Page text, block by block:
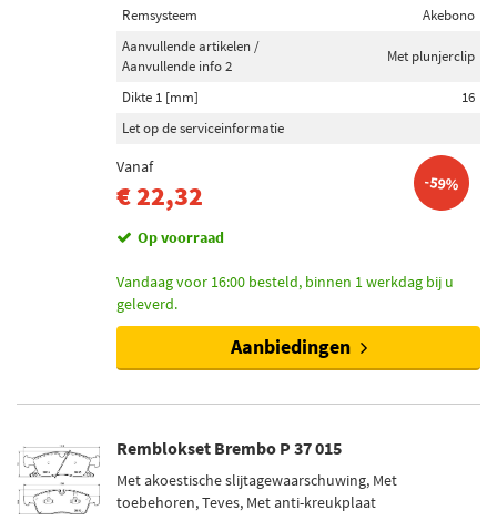
Remsysteem
Akebono
Aanvullende artikelen /
Aanvullende info 2
Met plunjerclip
Dikte 1 [mm]
16
Let op de serviceinformatie
Vanaf
€ 22,32 -59%
Op voorraad
Vandaag voor 16:00 besteld, binnen 1 werkdag bij u
geleverd.
Aanbiedingen
Remblokset Brembo P 37 015
Met akoestische slijtagewaarschuwing, Met
toebehoren, Teves, Met anti-kreukplaat